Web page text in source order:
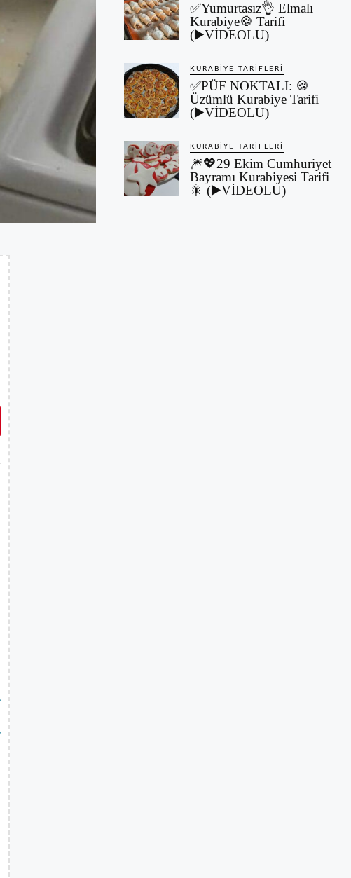
✅Yumurtasız👌 Elmalı
Kurabiye🍪 Tarifi
(▶️VİDEOLU)
KURABIYE TARIFLERI
✅PÜF NOKTALI: 🍪
Üzümlü Kurabiye Tarifi
(▶️VİDEOLU)
KURABIYE TARIFLERI
🎆💖29 Ekim Cumhuriyet
Bayramı Kurabiyesi Tarifi
🎇 (▶️VİDEOLU)